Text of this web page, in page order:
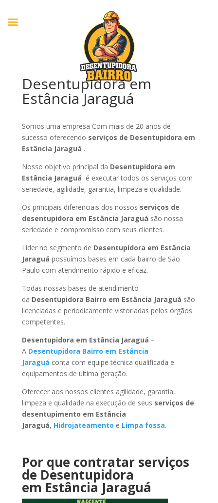
Desentupidora em
Estância Jaraguá
Somos uma empresa Com mais de 20 anos de
sucesso oferecendo serviços de Desentupidora em
Estância Jaraguá .
Nosso objetivo principal da Desentupidora em
Estância Jaraguá é executar todos os serviços com
seriedade, agilidade, garantia, limpeza e qualidade.
Os principais diferenciais dos nossos serviços de
desentupidora em Estância Jaraguá são nossa
seriedade e compromisso com seus clientes.
Líder no segmento de Desentupidora em Estância
Jaraguá possuímos bases em cada bairro de São
Paulo com atendimento rápido e eficaz.
Todas nossas bases de atendimento
da Desentupidora Bairro em Estância Jaraguá são
licenciadas e periodicamente vistoriadas pelos órgãos
competentes.
Desentupidora em Estância Jaraguá –
A Desentupidora Bairro em Estância
Jaraguá conta com equipe técnica qualificada e
equipamentos de ultima geração.
Oferecer aos nossos clientes agilidade, garantia,
limpeza e qualidade na execução de seus serviços de
desentupimento em Estância
Jaraguá, Hidrojateamento e Limpa fossa.
Por que contratar serviços
de Desentupidora
em Estância Jaraguá